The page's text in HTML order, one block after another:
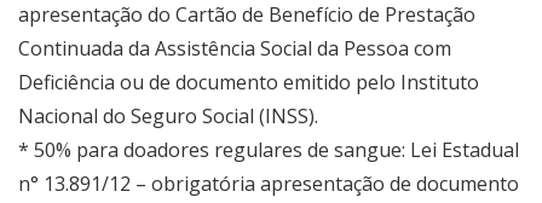
apresentação do Cartão de Benefício de Prestação
Continuada da Assistência Social da Pessoa com
Deficiência ou de documento emitido pelo Instituto
Nacional do Seguro Social (INSS).
* 50% para doadores regulares de sangue: Lei Estadual
n° 13.891/12 – obrigatória apresentação de documento